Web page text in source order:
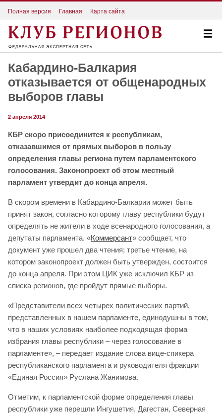
Полная версия Главная Карта сайта
Кабардино-Балкария
отказывается от общенародных
выборов главы
2 апреля 2014
КБР скоро присоединится к республикам,
отказавшимся от прямых выборов в пользу
определения главы региона путем парламентского
голосования. Законопроект об этом местный
парламент утвердит до конца апреля.
В скором времени в Кабардино-Балкарии может быть
принят закон, согласно которому главу республики будут
определять не жители в ходе всенародного голосования, а
депутаты парламента. «Коммерсант» сообщает, что
документ уже прошел два чтения; третье чтение, на
котором законопроект должен быть утвержден, состоится
до конца апреля. При этом ЦИК уже исключил КБР из
списка регионов, где пройдут прямые выборы.
«Представители всех четырех политических партий,
представленных в нашем парламенте, единодушны в том,
что в наших условиях наиболее подходящая форма
избрания главы республики – через голосование в
парламенте», – передает издание слова вице-спикера
республиканского парламента и руководителя фракции
«Единая Россия» Руслана Жанимова.
Отметим, к парламентской форме определения главы
республики уже перешли Ингушетия, Дагестан, Северная